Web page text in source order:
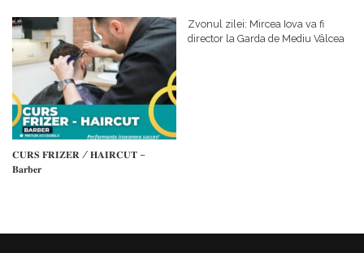
𝗳𝗶𝗻𝗮𝗻𝘁𝗮𝘁𝗼𝗿
𝐂𝐔𝐑𝐒 𝐅𝐑𝐈𝐙𝐄𝐑 / 𝐇𝐀𝐈𝐑𝐂𝐔𝐓 –
𝐁𝐚𝐫𝐛𝐞𝐫
Zvonul zilei: Mircea Iova va fi
director la Garda de Mediu Vâlcea